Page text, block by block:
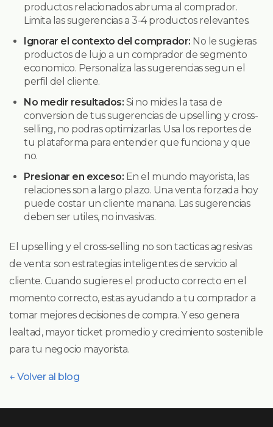
productos relacionados abruma al comprador.
Limita las sugerencias a 3-4 productos relevantes.
Ignorar el contexto del comprador: No le sugieras
productos de lujo a un comprador de segmento
economico. Personaliza las sugerencias segun el
perfil del cliente.
No medir resultados: Si no mides la tasa de
conversion de tus sugerencias de upselling y cross-
selling, no podras optimizarlas. Usa los reportes de
tu plataforma para entender que funciona y que
no.
Presionar en exceso: En el mundo mayorista, las
relaciones son a largo plazo. Una venta forzada hoy
puede costar un cliente manana. Las sugerencias
deben ser utiles, no invasivas.
El upselling y el cross-selling no son tacticas agresivas
de venta: son estrategias inteligentes de servicio al
cliente. Cuando sugieres el producto correcto en el
momento correcto, estas ayudando a tu comprador a
tomar mejores decisiones de compra. Y eso genera
lealtad, mayor ticket promedio y crecimiento sostenible
para tu negocio mayorista.
← Volver al blog